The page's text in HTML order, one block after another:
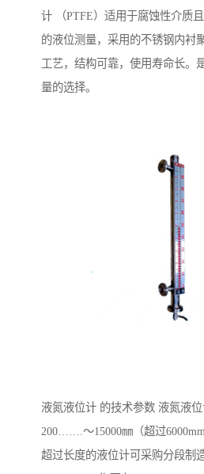
计 （PTFE）适用于腐蚀性介质
的液位测量，采用的不锈钢内衬
工艺，结构可靠，使用寿命长。
量的选择。
液氮液位计 的技术参数 液氮液位
200…….～15000㎜（超过
超过长度的液位计可采购分段制